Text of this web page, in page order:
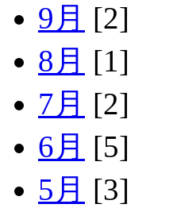
9月 [2]
8月 [1]
7月 [2]
6月 [5]
5月 [3]